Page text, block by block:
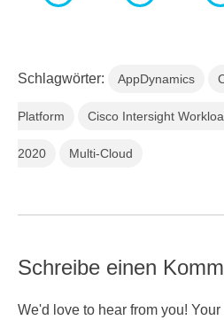
Schlagwörter: AppDynamics
Platform Cisco Intersight
2020 Multi-Cloud
Schreibe einen
We'd love to hear from you!